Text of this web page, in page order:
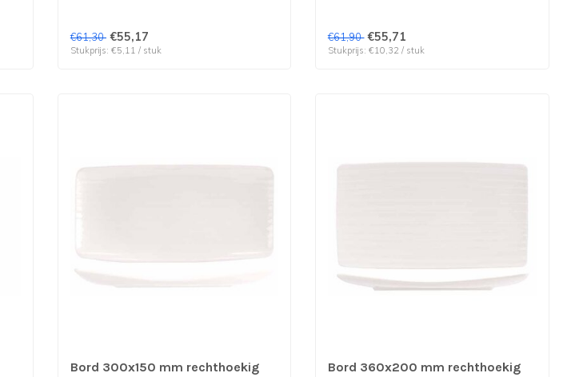
€61,30 €55,17
Stukprijs: €5,11 / stuk
€61,90 €55,71
Stukprijs: €10,32 / stuk
Bord 300x150 mm rechthoekig
Bord 360x200 mm rechthoekig